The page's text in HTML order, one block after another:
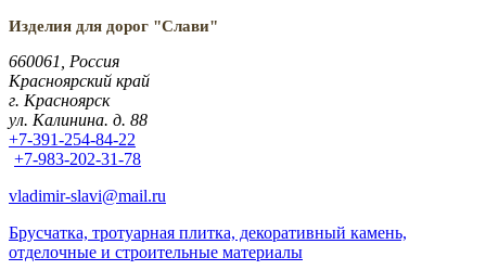
Изделия для дорог "Слави"
660061, Россия
Красноярский край
г. Красноярск
ул. Калинина. д. 88
+7-391-254-84-22
+7-983-202-31-78
vladimir-slavi@mail.ru
Брусчатка, тротуарная плитка, декоративный камень,
отделочные и строительные материалы